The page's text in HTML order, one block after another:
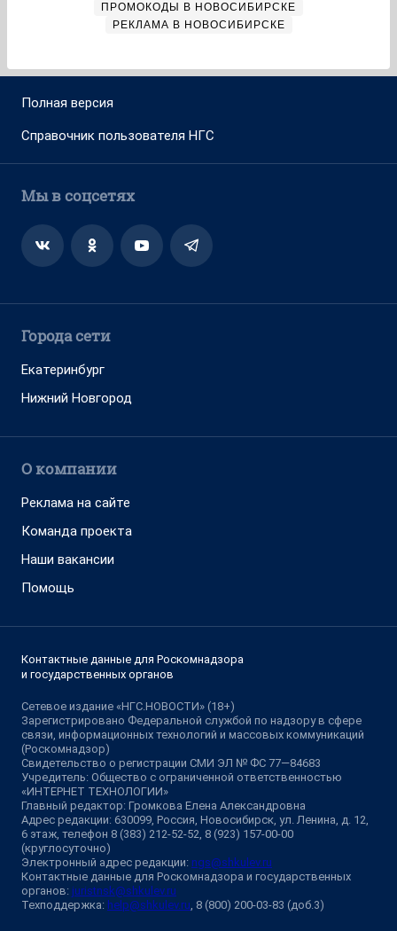
ПРОМОКОДЫ В НОВОСИБИРСКЕ
РЕКЛАМА В НОВОСИБИРСКЕ
Полная версия
Справочник пользователя НГС
Мы в соцсетях
Города сети
Екатеринбург
Нижний Новгород
О компании
Реклама на сайте
Команда проекта
Наши вакансии
Помощь
Контактные данные для Роскомнадзора
и государственных органов
Сетевое издание «НГС.НОВОСТИ» (18+)
Зарегистрировано Федеральной службой по надзору в сфере
связи, информационных технологий и массовых коммуникаций
(Роскомнадзор)
Свидетельство о регистрации СМИ ЭЛ № ФС 77—84683
Учредитель: Общество с ограниченной ответственностью
«ИНТЕРНЕТ ТЕХНОЛОГИИ»
Главный редактор: Громкова Елена Александровна
Адрес редакции: 630099, Россия, Новосибирск, ул. Ленина, д. 12,
6 этаж, телефон 8 (383) 212-52-52, 8 (923) 157-00-00
(круглосуточно)
Электронный адрес редакции: ngs@shkulev.ru
Контактные данные для Роскомнадзора и государственных
органов: juristnsk@shkulev.ru
Техподдержка: help@shkulev.ru, 8 (800) 200-03-83 (доб.3)